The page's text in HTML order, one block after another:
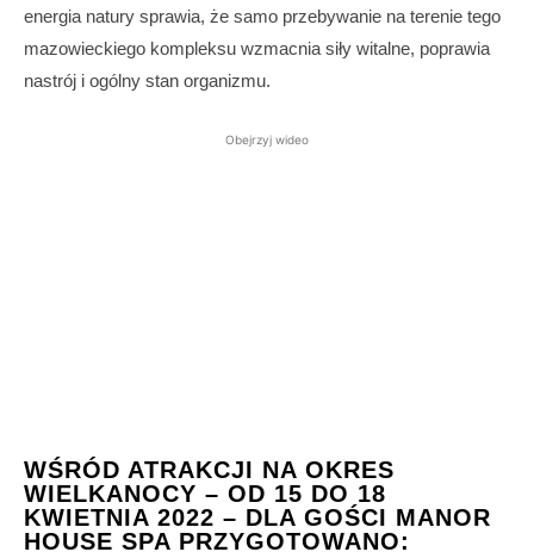
energia natury sprawia, że samo przebywanie na terenie tego
mazowieckiego kompleksu wzmacnia siły witalne, poprawia
nastrój i ogólny stan organizmu.
Obejrzyj wideo
WŚRÓD ATRAKCJI NA OKRES
WIELKANOCY – OD 15 DO 18
KWIETNIA 2022 – DLA GOŚCI MANOR
HOUSE SPA PRZYGOTOWANO: